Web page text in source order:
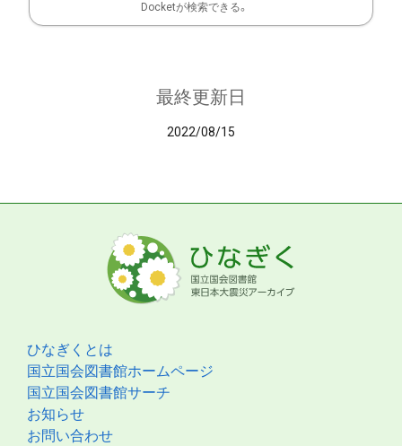
Docketが検索できる。
最終更新日
2022/08/15
ひなぎくとは
国立国会図書館ホームページ
国立国会図書館サーチ
お知らせ
お問い合わせ